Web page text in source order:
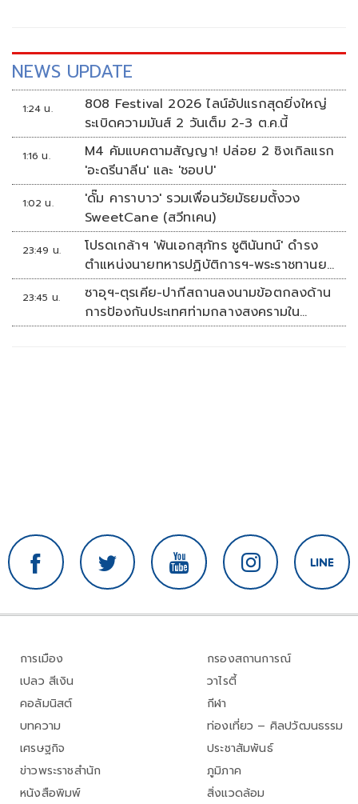
NEWS UPDATE
1:24 น.
808 Festival 2026 ไลน์อัปแรกสุดยิ่งใหญ่
ระเบิดความมันส์ 2 วันเต็ม 2-3 ต.ค.นี้
1:16 น.
M4 คัมแบคตามสัญญา! ปล่อย 2 ซิงเกิลแรก
'อะดรีนาลีน' และ 'ชอบU'
1:02 น.
'ดั๊ม คาราบาว' รวมเพื่อนวัยมัธยมตั้งวง
SweetCane (สวีทเคน)
23:49 น.
โปรดเกล้าฯ 'พันเอกสุภัทร ชูตินันทน์' ดำรง
ตำแหน่งนายทหารปฏิบัติการฯ-พระราชทานยศ
'พลตรี'
23:45 น.
ซาอุฯ-ตุรเคีย-ปากีสถานลงนามข้อตกลงด้าน
การป้องกันประเทศท่ามกลางสงครามใน
ภูมิภาค
การเมือง
เปลว สีเงิน
คอลัมนิสต์
บทความ
เศรษฐกิจ
ข่าวพระราชสำนัก
หนังสือพิมพ์
กรองสถานการณ์
วาไรตี้
กีฬา
ท่องเที่ยว – ศิลปวัฒนธรรม
ประชาสัมพันธ์
ภูมิภาค
สิ่งแวดล้อม